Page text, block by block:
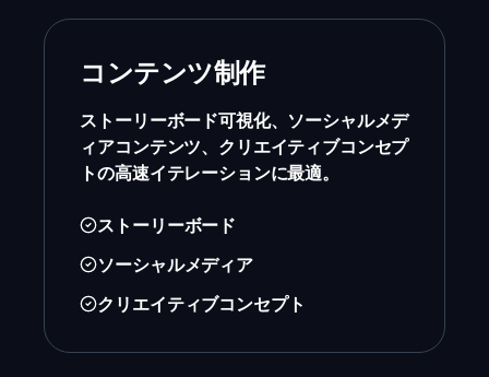
コンテンツ制作
ストーリーボード可視化、ソーシャルメデ
ィアコンテンツ、クリエイティブコンセプ
トの高速イテレーションに最適。
ストーリーボード
ソーシャルメディア
クリエイティブコンセプト